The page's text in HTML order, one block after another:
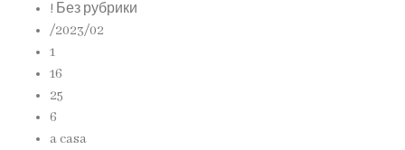
! Без рубрики
/2023/02
1
16
25
6
a casa